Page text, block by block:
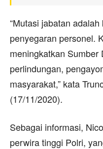
“Mutasi jabatan
penyegaran personel.
meningkatkan Sumber
perlindungan,
masyarakat,” kata
(17/11/2020).
Sebagai informasi,
perwira tinggi Polri,